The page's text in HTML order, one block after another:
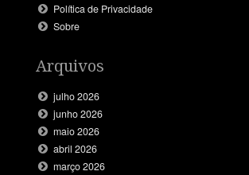
Política de Privacidade
Sobre
Arquivos
julho 2026
junho 2026
maio 2026
abril 2026
março 2026